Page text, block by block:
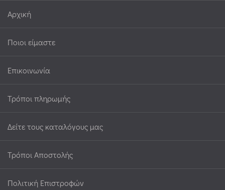
Αρχική
Ποιοι είμαστε
Επικοινωνία
Τρόποι πληρωμής
Δείτε τους καταλόγους μας
Τρόποι Αποστολής
Πολιτική Επιστροφών